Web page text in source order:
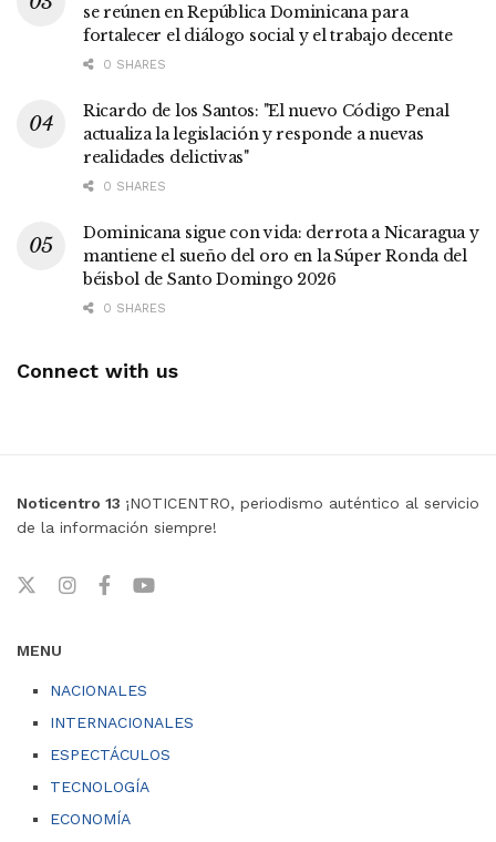
se reúnen en República Dominicana para
fortalecer el diálogo social y el trabajo decente
0 SHARES
Ricardo de los Santos: "El nuevo Código Penal
actualiza la legislación y responde a nuevas
realidades delictivas"
0 SHARES
Dominicana sigue con vida: derrota a Nicaragua y
mantiene el sueño del oro en la Súper Ronda del
béisbol de Santo Domingo 2026
0 SHARES
Connect with us
Noticentro 13 ¡NOTICENTRO, periodismo auténtico al servicio
de la información siempre!
MENU
NACIONALES
INTERNACIONALES
ESPECTÁCULOS
TECNOLOGÍA
ECONOMÍA